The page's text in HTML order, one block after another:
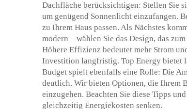
Dachfläche berücksichtigen: Stellen Sie
um genügend Sonnenlicht einzufangen.
zu Ihrem Haus passen. Als Nächstes
modern – wählen Sie das Design, das
Höhere Effizienz bedeutet mehr Strom
Investition langfristig. Top Energy bietet
Budget spielt ebenfalls eine Rolle: Die
deutlich. Wir bieten Optionen, die Ihrem
einzugehen. Beachten Sie diese Tipps
gleichzeitig Energiekosten senken.